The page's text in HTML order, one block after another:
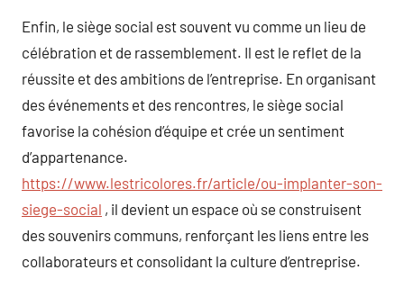
Enfin, le siège social est souvent vu comme un lieu de
célébration et de rassemblement. Il est le reflet de la
réussite et des ambitions de l’entreprise. En organisant
des événements et des rencontres, le siège social
favorise la cohésion d’équipe et crée un sentiment
d’appartenance.
https://www.lestricolores.fr/article/ou-implanter-son-
siege-social , il devient un espace où se construisent
des souvenirs communs, renforçant les liens entre les
collaborateurs et consolidant la culture d’entreprise.